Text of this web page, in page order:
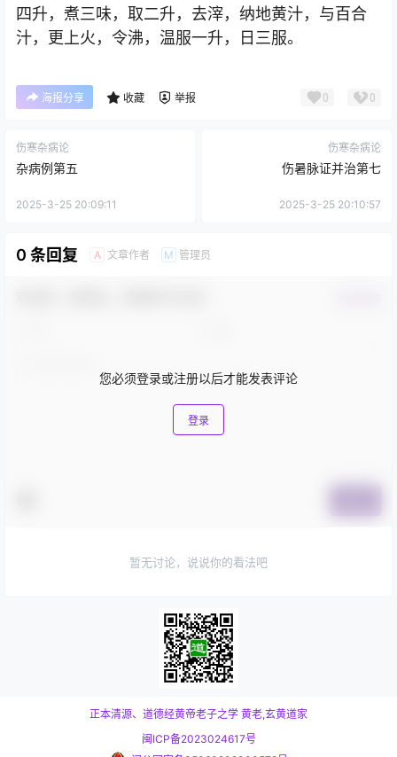
四升，煮三味，取二升，去滓，纳地黄汁，与百合
汁，更上火，令沸，温服一升，日三服。
海报分享 收藏 举报 0 0
伤寒杂病论
杂病例第五
2025-3-25 20:09:11
伤寒杂病论
伤暑脉证并治第七
2025-3-25 20:10:57
0 条回复 A 文章作者 M 管理员
您必须登录或注册以后才能发表评论
登录
暂无讨论，说说你的看法吧
正本清源、道德经黄帝老子之学 黄老,玄黄道家
闽ICP备2023024617号